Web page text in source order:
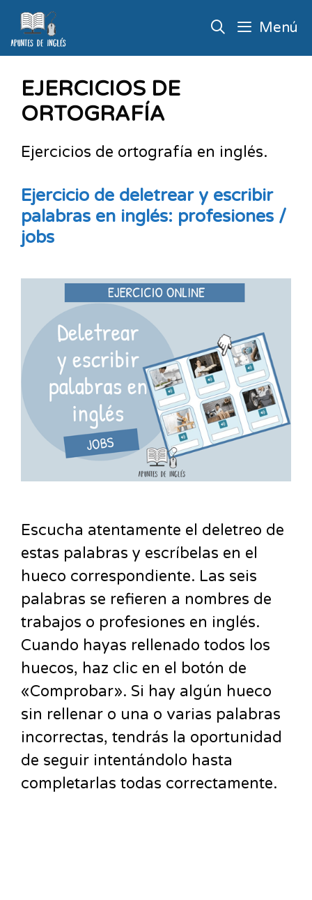
Menú
EJERCICIOS DE
ORTOGRAFÍA
Ejercicios de ortografía en inglés.
Ejercicio de deletrear y escribir
palabras en inglés: profesiones /
jobs
Escucha atentamente el deletreo de
estas palabras y escríbelas en el
hueco correspondiente. Las seis
palabras se refieren a nombres de
trabajos o profesiones en inglés.
Cuando hayas rellenado todos los
huecos, haz clic en el botón de
«Comprobar». Si hay algún hueco
sin rellenar o una o varias palabras
incorrectas, tendrás la oportunidad
de seguir intentándolo hasta
completarlas todas correctamente.